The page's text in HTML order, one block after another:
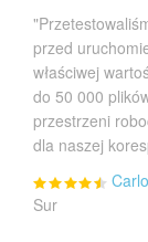
przed
właściwej
do 50 000
przestrzeni
dla naszej
Sur